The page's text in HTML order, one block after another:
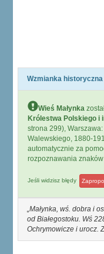
Wzmianka historyczna
Wieś Małynka
Królestwa Polskiego i
strona 299), Warszawa:
Walewskiego, 1880-
automatycznie za
rozpoznawania
Jeśli widzisz błędy
Małynka, wś. dobra i
od Białegostoku. Wś
Ochrymowicze i urocz.